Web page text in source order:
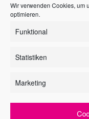
Wir verwenden Cookies, um
optimieren.
Funktional
Statistiken
Marketing
Widerrufsrecht